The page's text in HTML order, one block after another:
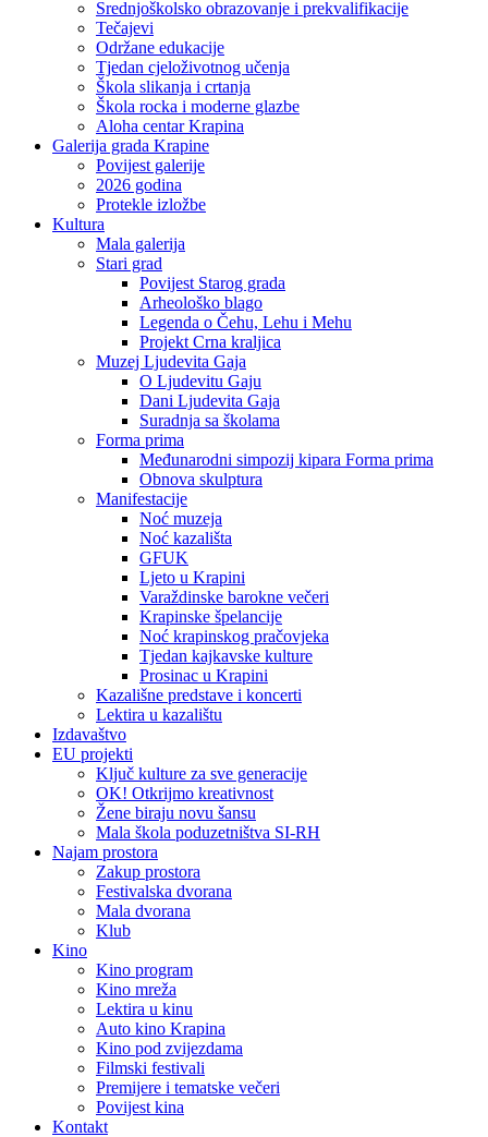
Srednjoškolsko obrazovanje i prekvalifikacije
Tečajevi
Održane edukacije
Tjedan cjeloživotnog učenja
Škola slikanja i crtanja
Škola rocka i moderne glazbe
Aloha centar Krapina
Galerija grada Krapine
Povijest galerije
2026 godina
Protekle izložbe
Kultura
Mala galerija
Stari grad
Povijest Starog grada
Arheološko blago
Legenda o Čehu, Lehu i Mehu
Projekt Crna kraljica
Muzej Ljudevita Gaja
O Ljudevitu Gaju
Dani Ljudevita Gaja
Suradnja sa školama
Forma prima
Međunarodni simpozij kipara Forma prima
Obnova skulptura
Manifestacije
Noć muzeja
Noć kazališta
GFUK
Ljeto u Krapini
Varaždinske barokne večeri
Krapinske špelancije
Noć krapinskog pračovjeka
Tjedan kajkavske kulture
Prosinac u Krapini
Kazališne predstave i koncerti
Lektira u kazalištu
Izdavaštvo
EU projekti
Ključ kulture za sve generacije
OK! Otkrijmo kreativnost
Žene biraju novu šansu
Mala škola poduzetništva SI-RH
Najam prostora
Zakup prostora
Festivalska dvorana
Mala dvorana
Klub
Kino
Kino program
Kino mreža
Lektira u kinu
Auto kino Krapina
Kino pod zvijezdama
Filmski festivali
Premijere i tematske večeri
Povijest kina
Kontakt